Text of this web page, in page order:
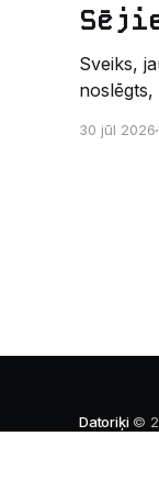
Sveiks,
noslēgts,
30 jūl 2026
Datoriķi©